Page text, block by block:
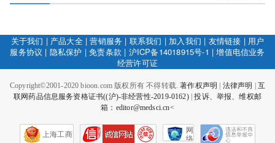
关于我们 | 产品大全|营销服务 | 联系我们 | 加入我们 | 友情链接 | 用户
服务协议 | 隐私保护 |免责条款 | 沪ICP备14018915号-1 |增值电信业务
经营许可证
Copyright©2001-2020 bioon.com 版权所有 不得转载.著作权声明 法律声明
互
联网药品信息服务资格证书((沪)-非经营性-2019-0162)|投诉、举报、维权邮
箱：editor@medsci.cn<
上海工商
网
络